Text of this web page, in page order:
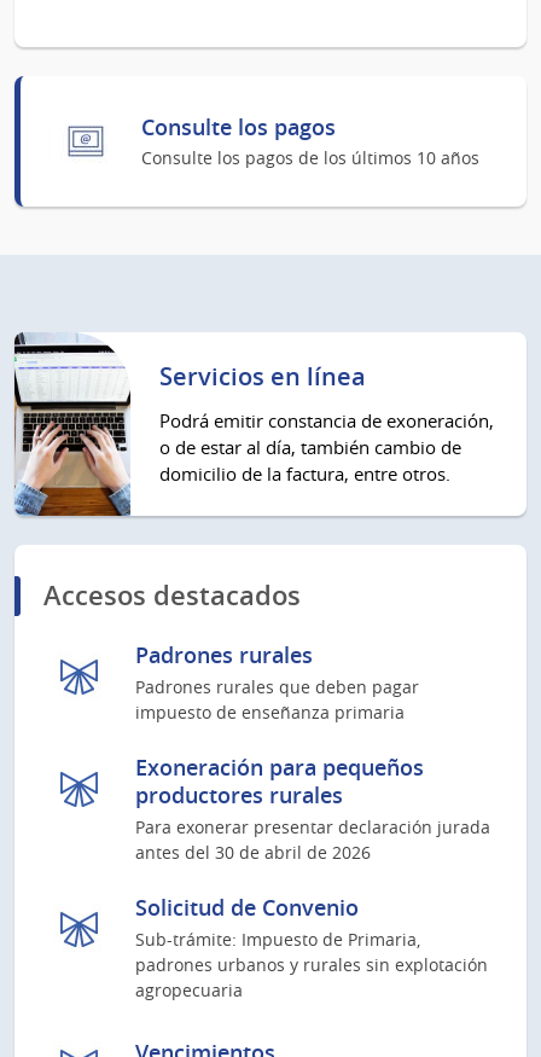
Consulte los pagos
Consulte los pagos de los últimos 10 años
Servicios en línea
Podrá emitir constancia de exoneración,
o de estar al día, también cambio de
domicilio de la factura, entre otros.
Accesos destacados
Padrones rurales
Padrones rurales que deben pagar
impuesto de enseñanza primaria
Exoneración para pequeños
productores rurales
Para exonerar presentar declaración jurada
antes del 30 de abril de 2026
Solicitud de Convenio
Sub-trámite: Impuesto de Primaria,
padrones urbanos y rurales sin explotación
agropecuaria